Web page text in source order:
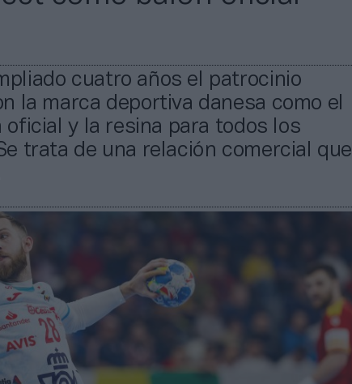
cuatro años el patrocinio
la marca deportiva danesa como el
oficial y la resina para todos los
trata de una relación comercial que